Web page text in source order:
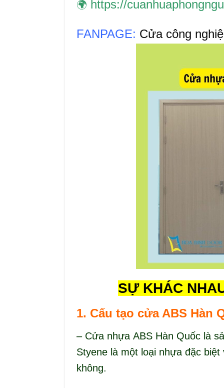
🌍 https://
FANPAGE: Cửa công
SỰ KHÁC
1. Cấu tạo cửa ABS Hàn
– Cửa nhựa ABS Hàn Quốc là
Styene là một loại nhựa đặc
không.